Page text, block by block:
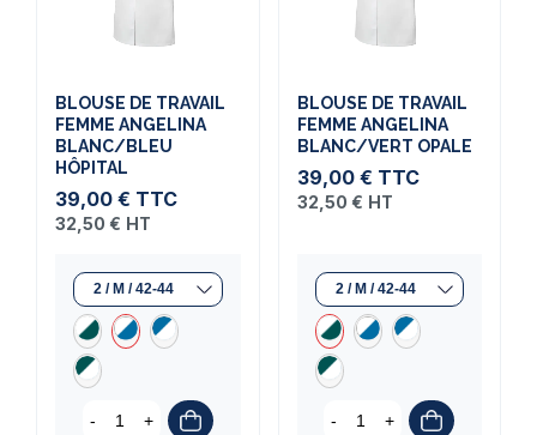
BLOUSE DE TRAVAIL
FEMME ANGELINA
BLANC/BLEU
HÔPITAL
39,00 € TTC
32,50 € HT
- +
BLOUSE DE TRAVAIL
FEMME ANGELINA
BLANC/VERT OPALE
39,00 € TTC
32,50 € HT
- +